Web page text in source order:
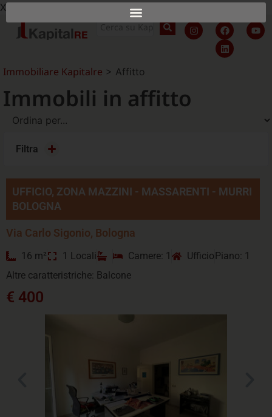
X
Immobiliare Kapitalre > Affitto
Immobili in affitto
Filtra
UFFICIO, ZONA MAZZINI - MASSARENTI - MURRI
BOLOGNA
Via Carlo Sigonio, Bologna
16 m² 1 Locali Camere: 1 Ufficio Piano: 1
Altre caratteristriche: Balcone
€ 400